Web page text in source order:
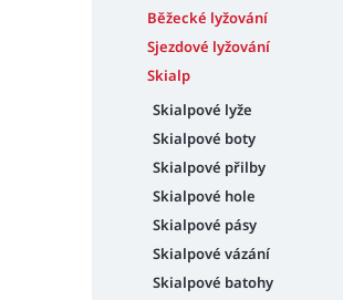
Běžecké lyžování
Sjezdové lyžování
Skialp
Skialpové lyže
Skialpové boty
Skialpové přilby
Skialpové hole
Skialpové pásy
Skialpové vázání
Skialpové batohy